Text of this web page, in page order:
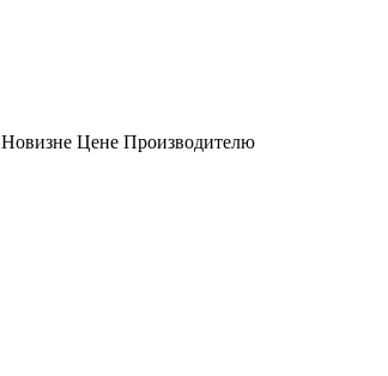
Новизне Цене Производителю